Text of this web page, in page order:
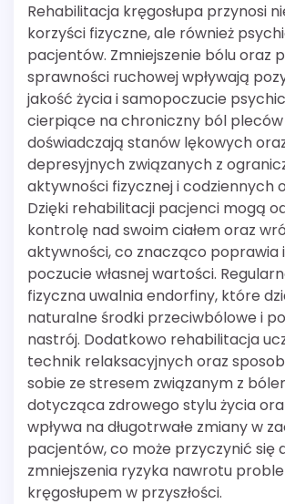
Rehabilitacja kręgosłupa przynosi
korzyści fizyczne, ale również
pacjentów. Zmniejszenie bólu oraz
sprawności ruchowej wpływają
jakość życia i samopoczucie
cierpiące na chroniczny ból
doświadczają stanów lękowych
depresyjnych związanych z
aktywności fizycznej i codziennych
Dzięki rehabilitacji pacjenci mogą
kontrolę nad swoim ciałem oraz
aktywności, co znacząco poprawia
poczucie własnej wartości.
fizyczna uwalnia endorfiny, które
naturalne środki przeciwbólowe i
nastrój. Dodatkowo rehabilitacja
technik relaksacyjnych oraz
sobie ze stresem związanym z
dotycząca zdrowego stylu życia
wpływa na długotrwałe zmiany w
pacjentów, co może przyczynić się
zmniejszenia ryzyka nawrotu
kręgosłupem w przyszłości.